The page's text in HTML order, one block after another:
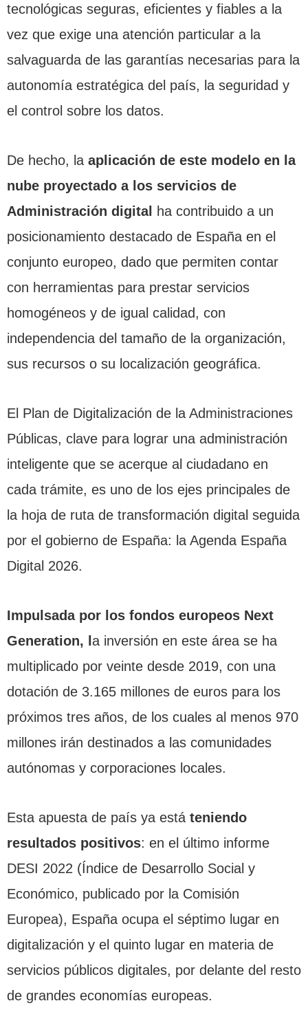
tecnológicas seguras, eficientes y fiables a la
vez que exige una atención particular a la
salvaguarda de las garantías necesarias para la
autonomía estratégica del país, la seguridad y
el control sobre los datos.
De hecho, la aplicación de este modelo en la
nube proyectado a los servicios de
Administración digital ha contribuido a un
posicionamiento destacado de España en el
conjunto europeo, dado que permiten contar
con herramientas para prestar servicios
homogéneos y de igual calidad, con
independencia del tamaño de la organización,
sus recursos o su localización geográfica.
El Plan de Digitalización de la Administraciones
Públicas, clave para lograr una administración
inteligente que se acerque al ciudadano en
cada trámite, es uno de los ejes principales de
la hoja de ruta de transformación digital seguida
por el gobierno de España: la Agenda España
Digital 2026.
Impulsada por los fondos europeos Next
Generation, la inversión en este área se ha
multiplicado por veinte desde 2019, con una
dotación de 3.165 millones de euros para los
próximos tres años, de los cuales al menos 970
millones irán destinados a las comunidades
autónomas y corporaciones locales.
Esta apuesta de país ya está teniendo
resultados positivos: en el último informe
DESI 2022 (Índice de Desarrollo Social y
Económico, publicado por la Comisión
Europea), España ocupa el séptimo lugar en
digitalización y el quinto lugar en materia de
servicios públicos digitales, por delante del resto
de grandes economías europeas.